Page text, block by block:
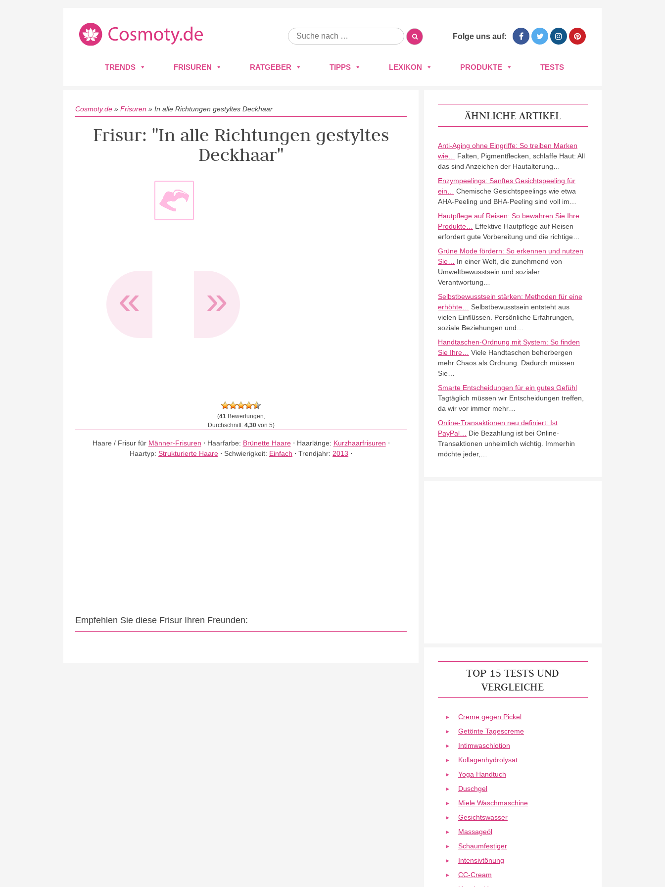
Folge uns auf:
TRENDS FRISUREN RATGEBER TIPPS LEXIKON PRODUKTE TESTS
Cosmoty.de » Frisuren » In alle Richtungen gestyltes Deckhaar
Frisur: "In alle Richtungen gestyltes
Deckhaar"
« »
(41Bewertungen,
Durchschnitt: 4,30von 5)
Haare / Frisur für Männer-Frisuren ⋅ Haarfarbe: Brünette Haare⋅ Haarlänge: Kurzhaarfrisuren ⋅
Haartyp:Strukturierte Haare ⋅ Schwierigkeit: Einfach ⋅Trendjahr: 2013 ⋅
Empfehlen Sie diese Frisur Ihren Freunden:
ÄHNLICHE ARTIKEL
Anti-Aging ohne Eingriffe: So treiben Marken
wie…
Falten, Pigmentflecken, schlaffe Haut: All
das sind Anzeichen der Hautalterung…
Enzympeelings: Sanftes Gesichtspeeling für
ein…
Chemische Gesichtspeelings wie etwa
AHA-Peeling und BHA-Peeling sind voll im…
Hautpflege auf Reisen: So bewahren Sie Ihre
Produkte…
Effektive Hautpflege auf Reisen
erfordert gute Vorbereitung und die richtige…
Grüne Mode fördern: So erkennen und nutzen
Sie…
In einer Welt, die zunehmend von
Umweltbewusstsein und sozialer
Verantwortung…
Selbstbewusstsein stärken: Methoden für eine
erhöhte…
Selbstbewusstsein entsteht aus
vielen Einflüssen. Persönliche Erfahrungen,
soziale Beziehungen und…
Handtaschen-Ordnung mit System: So finden
Sie Ihre…
Viele Handtaschen beherbergen
mehr Chaos als Ordnung. Dadurch müssen
Sie…
Smarte Entscheidungen für ein gutes Gefühl
Tagtäglich müssen wir Entscheidungen treffen,
da wir vor immer mehr…
Online-Transaktionen neu definiert: Ist
PayPal…
Die Bezahlung ist bei Online-
Transaktionen unheimlich wichtig. Immerhin
möchte jeder,…
TOP 15 TESTS UND
VERGLEICHE
Creme gegen Pickel
Getönte Tagescreme
Intimwaschlotion
Kollagenhydrolysat
Yoga Handtuch
Duschgel
Miele Waschmaschine
Gesichtswasser
Massageöl
Schaumfestiger
Intensivtönung
CC-Cream